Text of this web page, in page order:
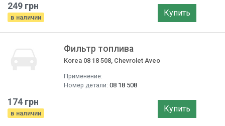
249 грн
в наличии Купить
Фильтр топлива
Korea 08 18 508, Chevrolet Aveo
Применение:
Номер детали: 08 18 508
174 грн
в наличии Купить